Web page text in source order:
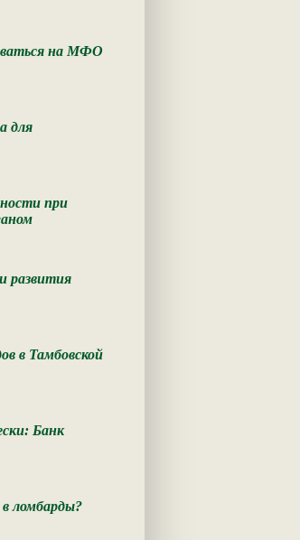
на МФО
для
при
развития
в Тамбовской
Банк
ломбарды?